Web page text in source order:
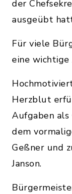
der
ausgeübt
Für viele
eine
Herzblut
Aufgaben als
dem
Geßner und
Janson.